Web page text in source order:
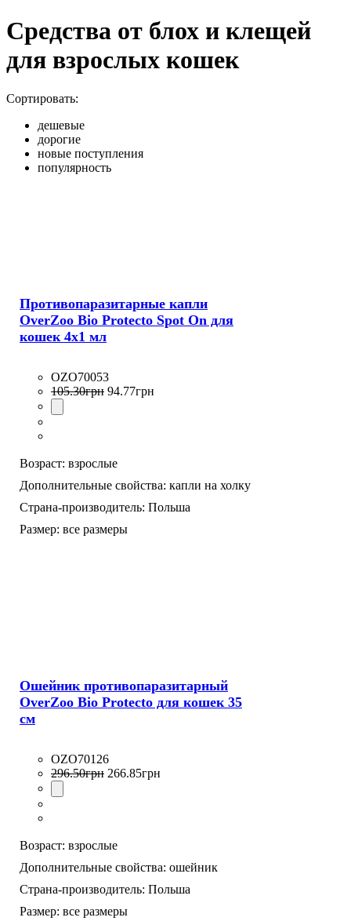
Средства от блох и клещей
для взрослых кошек
Сортировать:
дешевые
дорогие
новые поступления
популярность
Противопаразитарные капли
OverZoo Bio Protecto Spot On для
кошек 4x1 мл
OZO70053
105.30грн 94.77грн
Возраст: взрослые
Дополнительные свойства: капли на холку
Страна-производитель: Польша
Размер: все размеры
Ошейник противопаразитарный
OverZoo Bio Protecto для кошек 35
см
OZO70126
296.50грн 266.85грн
Возраст: взрослые
Дополнительные свойства: ошейник
Страна-производитель: Польша
Размер: все размеры